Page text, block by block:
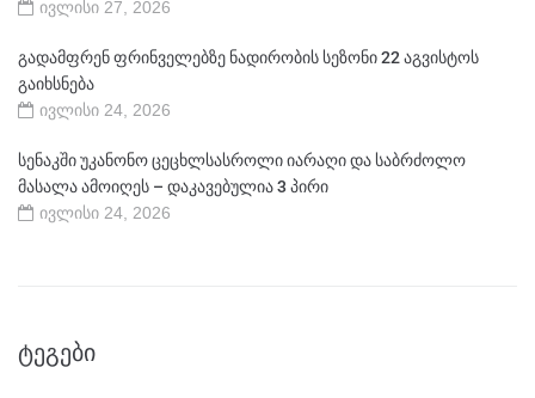
ივლისი 27, 2026
გადამფრენ ფრინველებზე ნადირობის სეზონი 22 აგვისტოს
გაიხსნება
ივლისი 24, 2026
სენაკში უკანონო ცეცხლსასროლი იარაღი და საბრძოლო
მასალა ამოიღეს – დაკავებულია 3 პირი
ივლისი 24, 2026
ᲢᲔᲒᲔᲑᲘ